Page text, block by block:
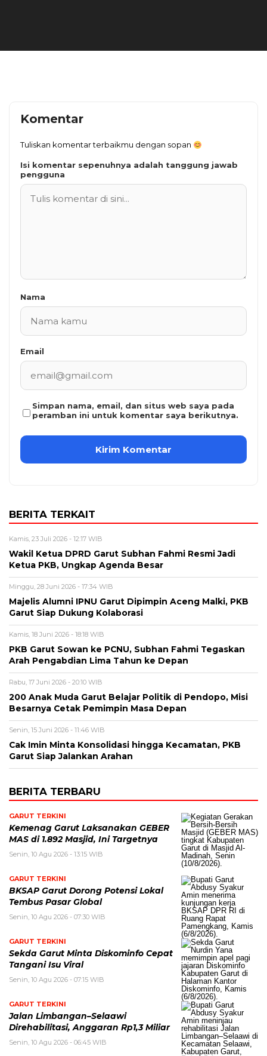
Komentar
Tuliskan komentar terbaikmu dengan sopan
Isi komentar sepenuhnya adalah tanggung jawab
pengguna
Nama
Email
Simpan nama, email, dan situs web saya pada
peramban ini untuk komentar saya berikutnya.
BERITA TERKAIT
Kamis, 23 Juli 2026 - 12:17 WIB
Wakil Ketua DPRD Garut Subhan Fahmi Resmi Jadi
Ketua PKB, Ungkap Agenda Besar
Minggu, 28 Juni 2026 - 17:34 WIB
Majelis Alumni IPNU Garut Dipimpin Aceng Malki, PKB
Garut Siap Dukung Kolaborasi
Kamis, 18 Juni 2026 - 18:18 WIB
PKB Garut Sowan ke PCNU, Subhan Fahmi Tegaskan
Arah Pengabdian Lima Tahun ke Depan
Rabu, 17 Juni 2026 - 20:10 WIB
200 Anak Muda Garut Belajar Politik di Pendopo, Misi
Besarnya Cetak Pemimpin Masa Depan
Senin, 15 Juni 2026 - 11:46 WIB
Cak Imin Minta Konsolidasi hingga Kecamatan, PKB
Garut Siap Jalankan Arahan
BERITA TERBARU
GARUT TERKINI
Kemenag Garut Laksanakan GEBER
MAS di 1.892 Masjid, Ini Targetnya
Senin, 10 Agu 2026 - 13:15 WIB
GARUT TERKINI
BKSAP Garut Dorong Potensi Lokal
Tembus Pasar Global
Senin, 10 Agu 2026 - 07:30 WIB
GARUT TERKINI
Sekda Garut Minta Diskominfo Cepat
Tangani Isu Viral
Senin, 10 Agu 2026 - 07:15 WIB
GARUT TERKINI
Jalan Limbangan–Selaawi
Direhabilitasi, Anggaran Rp1,3 Miliar
Senin, 10 Agu 2026 - 06:45 WIB